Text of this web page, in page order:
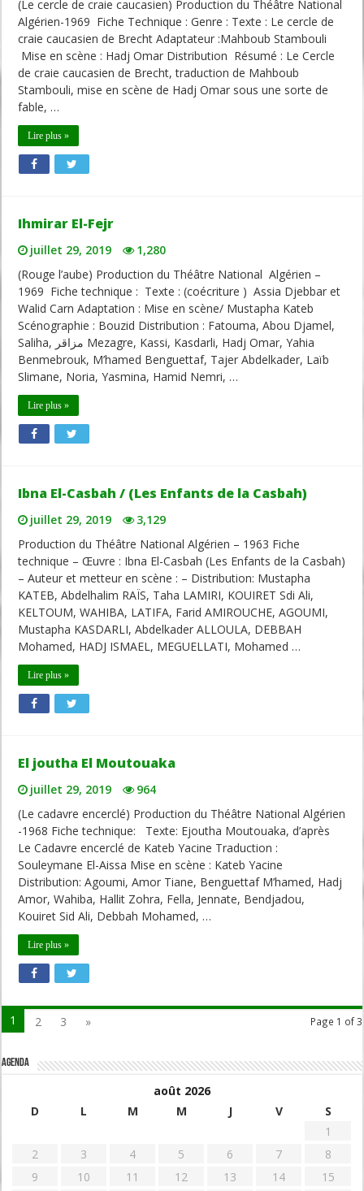
(Le cercle de craie caucasien) Production du Théâtre National
Algérien-1969 Fiche Technique : Genre : Texte : Le cercle de
craie caucasien de Brecht Adaptateur :Mahboub Stambouli
Mise en scène : Hadj Omar Distribution Résumé : Le Cercle
de craie caucasien de Brecht, traduction de Mahboub
Stambouli, mise en scène de Hadj Omar sous une sorte de
fable, …
Lire plus »
Ihmirar El-Fejr
juillet 29, 2019
1,280
(Rouge l’aube) Production du Théâtre National Algérien –
1969 Fiche technique : Texte : (coécriture ) Assia Djebbar et
Walid Carn Adaptation : Mise en scène/ Mustapha Kateb
Scénographie : Bouzid Distribution : Fatouma, Abou Djamel,
Saliha, مزاقر Mezagre, Kassi, Kasdarli, Hadj Omar, Yahia
Benmebrouk, M’hamed Benguettaf, Tajer Abdelkader, Laïb
Slimane, Noria, Yasmina, Hamid Nemri, …
Lire plus »
Ibna El-Casbah / (Les Enfants de la Casbah)
juillet 29, 2019
3,129
Production du Théâtre National Algérien – 1963 Fiche
technique – Œuvre : Ibna El-Casbah (Les Enfants de la Casbah)
– Auteur et metteur en scène : – Distribution: Mustapha
KATEB, Abdelhalim RAÏS, Taha LAMIRI, KOUIRET Sdi Ali,
KELTOUM, WAHIBA, LATIFA, Farid AMIROUCHE, AGOUMI,
Mustapha KASDARLI, Abdelkader ALLOULA, DEBBAH
Mohamed, HADJ ISMAEL, MEGUELLATI, Mohamed …
Lire plus »
El joutha El Moutouaka
juillet 29, 2019
964
(Le cadavre encerclé) Production du Théâtre National Algérien
-1968 Fiche technique: Texte: Ejoutha Moutouaka, d’après
Le Cadavre encerclé de Kateb Yacine Traduction :
Souleymane El-Aissa Mise en scène : Kateb Yacine
Distribution: Agoumi, Amor Tiane, Benguettaf M’hamed, Hadj
Amor, Wahiba, Hallit Zohra, Fella, Jennate, Bendjadou,
Kouiret Sid Ali, Debbah Mohamed, …
Lire plus »
Page 1 of 3
1 2 3 »
Agenda
août 2026
D
L M M J V
S
1
2
3 4 5 6 7
8
9
10 11 12 13 14
15